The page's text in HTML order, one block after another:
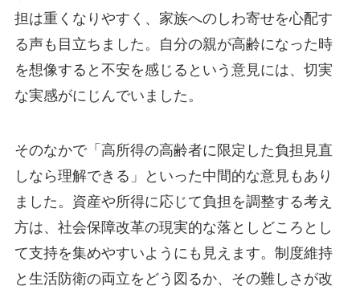
担は重くなりやすく、家族へのしわ寄せを心配す
る声も目立ちました。自分の親が高齢になった時
を想像すると不安を感じるという意見には、切実
な実感がにじんでいました。
そのなかで「高所得の高齢者に限定した負担見直
しなら理解できる」といった中間的な意見もあり
ました。資産や所得に応じて負担を調整する考え
方は、社会保障改革の現実的な落としどころとし
て支持を集めやすいようにも見えます。制度維持
と生活防衛の両立をどう図るか、その難しさが改